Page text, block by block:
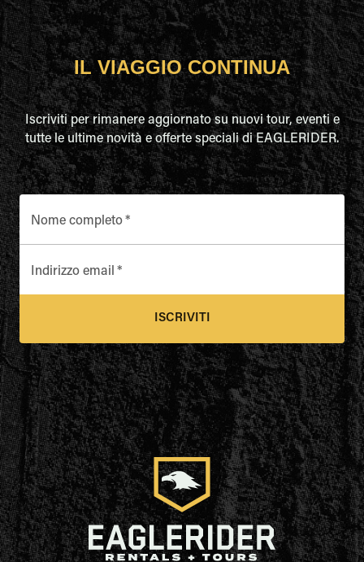
IL VIAGGIO CONTINUA
Iscriviti per rimanere aggiornato su nuovi tour, eventi e
tutte le ultime novità e offerte speciali di EAGLERIDER.
Nome completo*
Indirizzo email *
ISCRIVITI